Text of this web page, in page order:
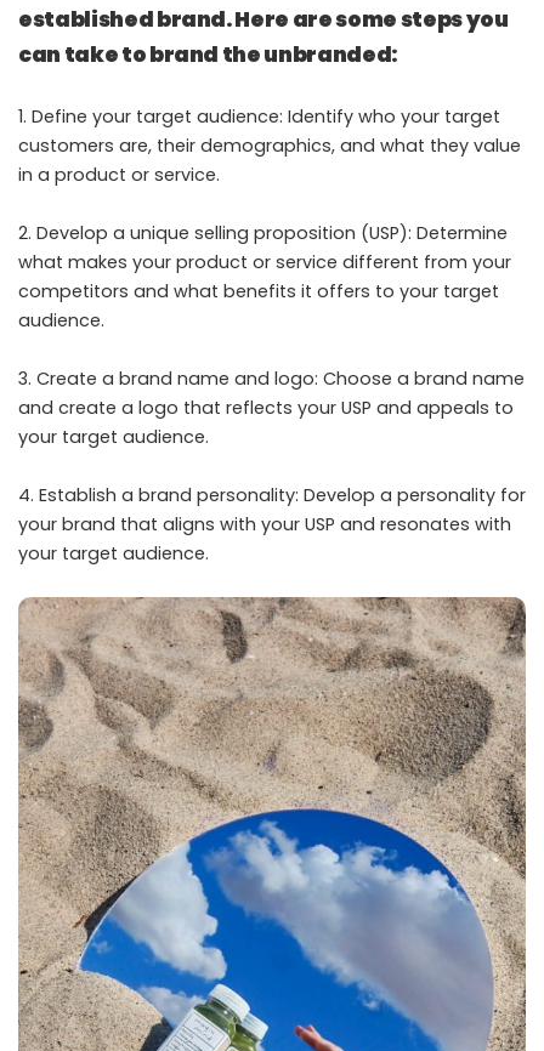
established brand. Here are some steps you
can take to brand the unbranded:
1. Define your target audience: Identify who your target
customers are, their demographics, and what they value
in a product or service.
2. Develop a unique selling proposition (USP): Determine
what makes your product or service different from your
competitors and what benefits it offers to your target
audience.
3. Create a brand name and logo: Choose a brand name
and create a logo that reflects your USP and appeals to
your target audience.
4. Establish a brand personality: Develop a personality for
your brand that aligns with your USP and resonates with
your target audience.